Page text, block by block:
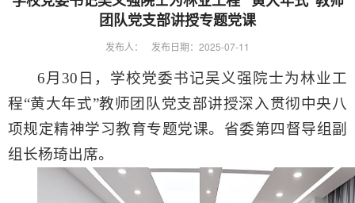
团队党支部讲授专题党课
发布人： 发布日期：2025-07-11
6月 30 日，学校党委书记吴义强院士为林业工
程“黄大年式”教师团队党支部讲授深入贯彻中央八
项规定精神学习教育专题党课。省委第四督导组副
组长杨琦出席。